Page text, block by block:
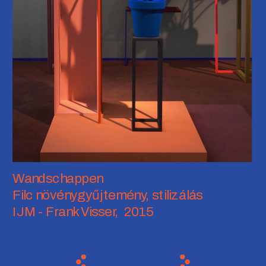
Wandschappen
Filc növénygyűjtemény, stilizálás
IJM - Frank Visser,  2015